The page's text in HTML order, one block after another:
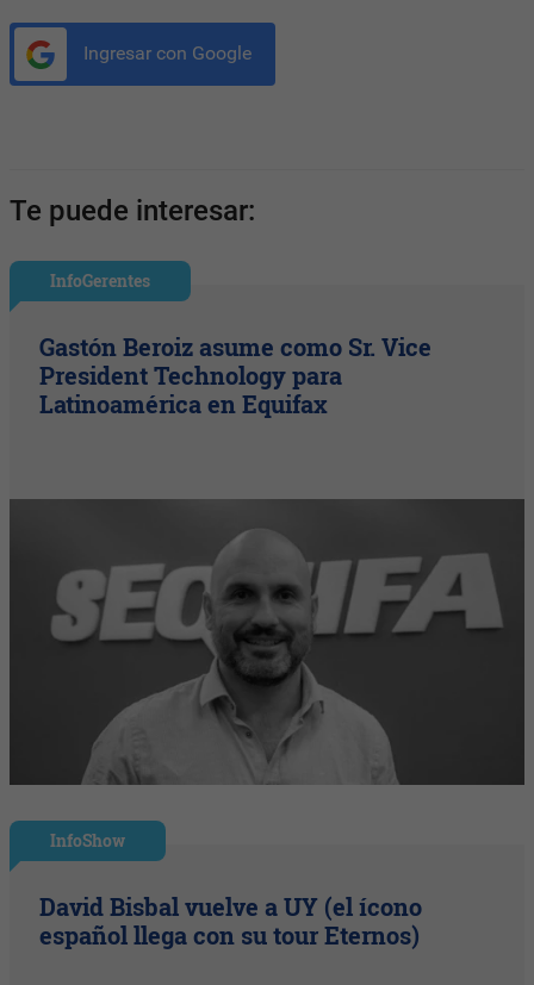
Ingresar con Google
Te puede interesar:
InfoGerentes
Gastón Beroiz asume como Sr. Vice
President Technology para
Latinoamérica en Equifax
InfoShow
David Bisbal vuelve a UY (el ícono
español llega con su tour Eternos)